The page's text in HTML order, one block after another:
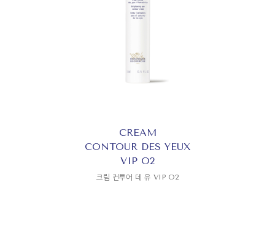
CREAM
CONTOUR DES YEUX
VIP O2
크림 컨투어 데 유 VIP O2